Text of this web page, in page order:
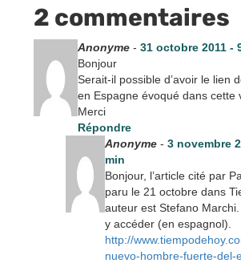
2 commentaires
Anonyme- 31 octobre 2011 -
Bonjour
Serait-il possible d’avoir le lien
en Espagne évoqué dans cette
Merci
Répondre
Anonyme- 3 novembre
min
Bonjour, l’article cité par
paru le 21 octobre dans
auteur est Stefano
y accéder (en espagnol).
http://
nuevo-hombre-fuerte-del-